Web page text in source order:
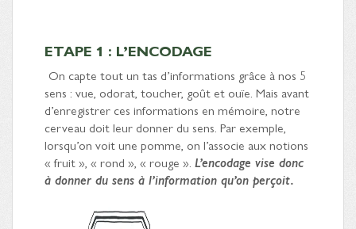
ETAPE 1 : L’ENCODAGE
On capte tout un tas d’informations grâce à nos 5
sens : vue, odorat, toucher, goût et ouïe. Mais avant
d’enregistrer ces informations en mémoire, notre
cerveau doit leur donner du sens. Par exemple,
lorsqu’on voit une pomme, on l’associe aux notions
« fruit », « rond », « rouge ». L’encodage vise donc
à donner du sens à l’information qu’on perçoit.